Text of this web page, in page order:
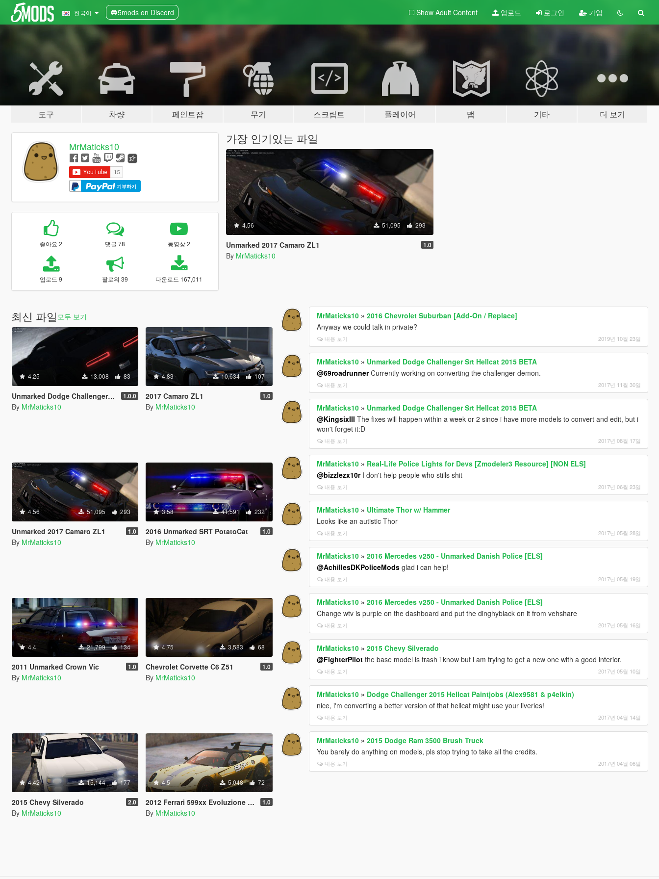
한국어 5mods on Discord Show Adult Content 업로드 로그인 가입
도구 차량 페인트잡 무기 스크립트 플레이어 맵 기타 더 보기
MrMaticks10
기부하기
좋아요 2 댓글 78 동영상 2
업로드 9 팔로워 39 다운로드 167,011
가장 인기있는 파일
4.56 51,095 293
Unmarked 2017 Camaro ZL1 1.0
By MrMaticks10
최신 파일 모두 보기
4.25 13,008 83
Unmarked Dodge Challenger Srt Hellcat 2015 BETA 1.0.0
By MrMaticks10
4.83 10,634 107
2017 Camaro ZL1 1.0
By MrMaticks10
4.56 51,095 293
Unmarked 2017 Camaro ZL1 1.0
By MrMaticks10
3.58 41,591 232
2016 Unmarked SRT PotatoCat 1.0
By MrMaticks10
4.4 21,799 134
2011 Unmarked Crown Vic 1.0
By MrMaticks10
4.75 3,583 68
Chevrolet Corvette C6 Z51 1.0
By MrMaticks10
4.42 15,144 177
2015 Chevy Silverado 2.0
By MrMaticks10
4.5 5,048 72
2012 Ferrari 599xx Evoluzione [Replace] 1.0
By MrMaticks10
MrMaticks10 »2016 Chevrolet Suburban [Add-On / Replace]
Anyway we could talk in private?
내용 보기 2019년 10월 23일
MrMaticks10 » Unmarked Dodge Challenger Srt Hellcat 2015 BETA
@69roadrunnerCurrently working on converting the challenger demon.
내용 보기 2017년 11월 30일
MrMaticks10 » Unmarked Dodge Challenger Srt Hellcat 2015 BETA
@KingsixIII The fixes will happen within a week or 2 since i have more models to convert and edit, but i
won't forget it:D
내용 보기 2017년 08월 17일
MrMaticks10 » Real-Life Police Lights for Devs [Zmodeler3 Resource] [NON ELS]
@bizzlezx10rI don't help people who stills shit
내용 보기 2017년 06월 23일
MrMaticks10 » Ultimate Thor w/ Hammer
Looks like an autistic Thor
내용 보기 2017년 05월 28일
MrMaticks10 »2016 Mercedes v250 - Unmarked Danish Police [ELS]
@AchillesDKPoliceMods glad i can help!
내용 보기 2017년 05월 19일
MrMaticks10 »2016 Mercedes v250 - Unmarked Danish Police [ELS]
Change wtv is purple on the dashboard and put the dinghyblack on it from vehshare
내용 보기 2017년 05월 16일
MrMaticks10 »2015 Chevy Silverado
@FighterPilot the base model is trash i know but i am trying to get a new one with a good interior.
내용 보기 2017년 05월 10일
MrMaticks10 » Dodge Challenger 2015 Hellcat Paintjobs (Alex9581 & p4elkin)
nice, i'm converting a better version of that hellcat might use your liveries!
내용 보기 2017년 04월 14일
MrMaticks10 »2015 Dodge Ram 3500 Brush Truck
You barely do anything on models, pls stop trying to take all the credits.
내용 보기 2017년 04월 06일